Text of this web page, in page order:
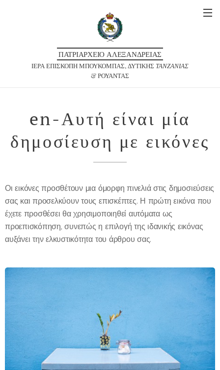
ΠΑΤΡΙΑΡΧΕΙΟ ΑΛΕΞΑΝΔΡΕΙΑΣ
ΙΕΡΑ ΕΠΙΣΚΟΠΗ ΜΠΟΥΚΟΜΠΑΣ, ΔΥΤΙΚΗΣ ΤΑΝΖΑΝΙΑΣ
& ΡΟΥΑΝΤΑΣ
en-Αυτή είναι μία
δημοσίευση με εικόνες
Οι εικόνες προσθέτουν μια όμορφη πινελιά στις δημοσιεύσεις
σας και προσελκύουν τους επισκέπτες. Η πρώτη εικόνα που
έχετε προσθέσει θα χρησιμοποιηθεί αυτόματα ως
προεπισκόπηση, συνεπώς η επιλογή της ιδανικής εικόνας
αυξάνει την ελκυστικότητα του άρθρου σας.